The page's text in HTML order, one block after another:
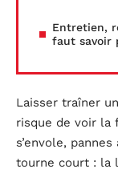
Entretien,
faut savoir
Laisser traîner
risque de voir la
s’envole,
tourne court : la